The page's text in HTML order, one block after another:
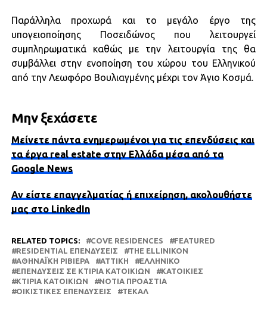
Παράλληλα προχωρά και το μεγάλο έργο της
υπογειοποίησης Ποσειδώνος που λειτουργεί
συμπληρωματικά καθώς με την λειτουργία της θα
συμβάλλει στην ενοποίηση του χώρου του Ελληνικού
από την Λεωφόρο Βουλιαγμένης μέχρι τον Άγιο Κοσμά.
Μην ξεχάσετε
Μείνετε πάντα ενημερωμένοι για τις επενδύσεις και
τα έργα real estate στην Ελλάδα μέσα από τα
Google News
Αν είστε επαγγελματίας ή επιχείρηση, ακολουθήστε
μας στο LinkedIn
RELATED TOPICS: COVE RESIDENCES
FEATURED
RESIDENTIAL ΕΠΕΝΔΎΣΕΙΣ
THE ELLINIKON
ΑΘΗΝΑΪΚΉ ΡΙΒΙΈΡΑ
ΑΤΤΙΚΗ
ΕΛΛΗΝΙΚΌ
ΕΠΕΝΔΎΣΕΙΣ ΣΕ ΚΤΊΡΙΑ ΚΑΤΟΙΚΙΏΝ
ΚΑΤΟΙΚΊΕΣ
ΚΤΊΡΙΑ ΚΑΤΟΙΚΙΏΝ
ΝΌΤΙΑ ΠΡΟΆΣΤΙΑ
ΟΙΚΙΣΤΙΚΈΣ ΕΠΕΝΔΎΣΕΙΣ
ΤΕΚΑΛ